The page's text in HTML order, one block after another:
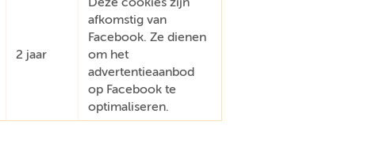
2 jaar
afkomstig van
Facebook. Ze dienen
om het
advertentieaanbod
op Facebook te
optimaliseren.